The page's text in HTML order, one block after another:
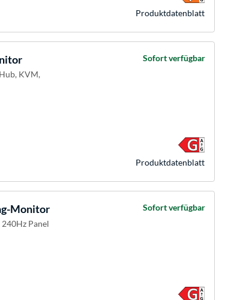
Produkt­datenblatt
KVM,
Sofort verfügbar
Produkt­datenblatt
Monitor
Panel
Sofort verfügbar